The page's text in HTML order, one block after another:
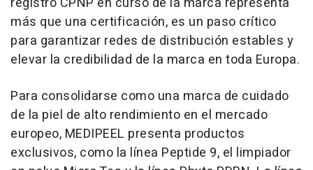
más que una certificación, es un paso crítico
para garantizar redes de distribución estables y
elevar la credibilidad de la marca en toda Europa.
Para consolidarse como una marca de cuidado
de la piel de alto rendimiento en el mercado
europeo, MEDIPEEL presenta productos
exclusivos, como la línea Peptide 9, el limpiador